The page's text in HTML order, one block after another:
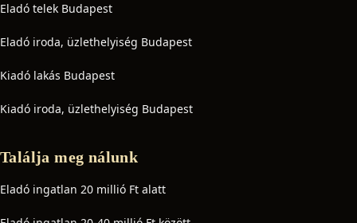
Eladó telek Budapest
Eladó iroda, üzlethelyiség Budapest
Kiadó lakás Budapest
Kiadó iroda, üzlethelyiség Budapest
Találja meg nálunk
Eladó ingatlan 20 millió Ft alatt